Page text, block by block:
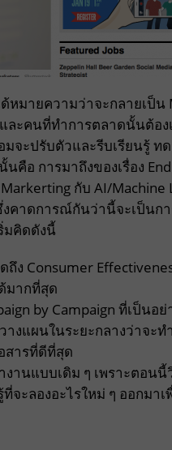
มายความว่าจะกลายเป็น
ะคนที่ทำการตลาดนั้นต้อ
จะปรับตัวและรีบเรียนรู้ ท
อ การมาถึงของเรื่อง
กับ AI/Machine
คาดการณ์กันว่านี้จะเป็นก
มคิดดังนี้
ง Consumer
มากที่สุด
by Campaign ที่เป็นอ
งแผนในระยะกลางว่าจะ
สารที่ดีที่สุด
งานแบบเดิม ๆ เพราะตอน
จะลองอะไรใหม่ ๆ ออกมา